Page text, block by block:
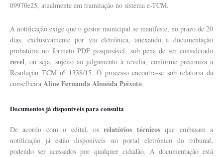
09970e25, atualmente em tramitação no sistema e-TCM.
A notificação exige que o gestor municipal se manifeste, no prazo de 20
dias, exclusivamente por via eletrônica, anexando a documentação
probatória no formato PDF pesquisável, sob pena de ser considerado
revel, ou seja, sujeito ao julgamento à revelia, conforme preconiza a
Resolução TCM nº 1338/15. O processo encontra-se sob relatoria da
conselheira Aline Fernanda Almeida Peixoto.
Documentos já disponíveis para consulta
De acordo com o edital, osrelatórios técnicosque embasam a
notificação já estão disponíveis no portal eletrônico do tribunal,
podendo ser acessados por qualquer cidadão. A documentação está